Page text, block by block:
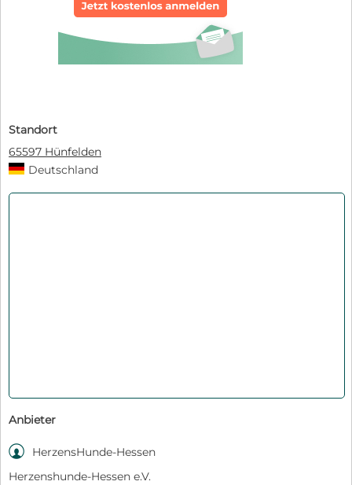
Standort
65597 Hünfelden
Deutschland
Anbieter

HerzensHunde-Hessen
Herzenshunde-Hessen e.V.